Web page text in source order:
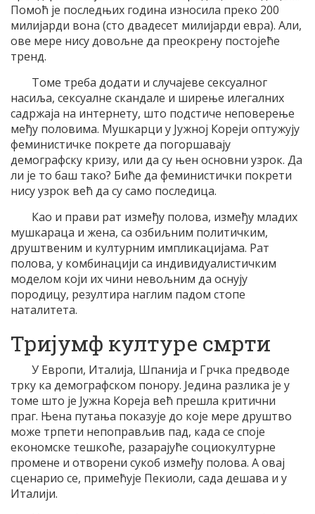
Помоћ је последњих година износила преко 200
милијарди вона (сто двадесет милијарди евра). Али,
ове мере нису довољне да преокрену постојеће
тренд.
Томе треба додати и случајеве сексуалног
насиља, сексуалне скандале и ширење илегалних
садржаја на интернету, што подстиче неповерење
међу половима. Мушкарци у Јужној Кореји оптужују
феминистичке покрете да погоршавају
демографску кризу, или да су њен основни узрок. Да
ли је то баш тако? Биће да феминистички покрети
нису узрок већ да су само последица.
Као и прави рат између полова, између младих
мушкараца и жена, са озбиљним политичким,
друштвеним и културним импликацијама. Рат
полова, у комбинацији са индивидуалистичким
моделом који их чини невољним да оснују
породицу, резултира наглим падом стопе
наталитета.
Тријумф културе смрти
У Европи, Италија, Шпанија и Грчка предводе
трку ка демографском понору. Једина разлика је у
томе што је Јужна Кореја већ прешла критични
праг. Њена путања показује до које мере друштво
може трпети непоправљив пад, када се споје
економске тешкоће, разарајуће социокултурне
промене и отворени сукоб између полова. А овај
сценарио се, примећује Пекиоли, сада дешава и у
Италији.